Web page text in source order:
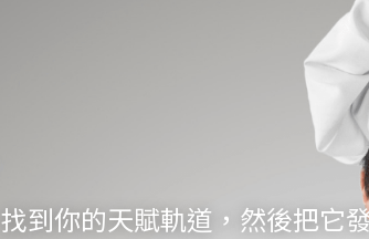
找到你的天賦軌道，然後把它